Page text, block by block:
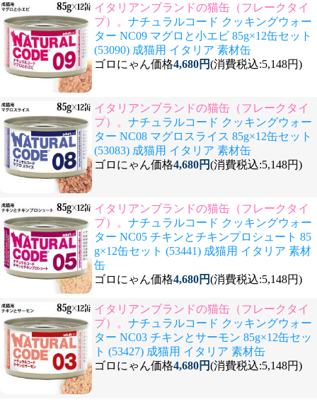
イタリアンブランドの猫缶（フレークタイ
プ）。 ナチュラルコード クッキングウォー
ター NC09 マグロと小エビ 85g×12缶セット
(53090) 成猫用 イタリア 素材缶
ゴロにゃん価格4,680円(消費税込:5,148円)
イタリアンブランドの猫缶（フレークタイ
プ）。 ナチュラルコード クッキングウォー
ター NC08 マグロスライス 85g×12缶セット
(53083) 成猫用 イタリア 素材缶
ゴロにゃん価格4,680円(消費税込:5,148円)
イタリアンブランドの猫缶（フレークタイ
プ）。 ナチュラルコード クッキングウォー
ター NC05 チキンとチキンプロシュート 85
g×12缶セット (53441) 成猫用 イタリア 素材
缶
ゴロにゃん価格4,680円(消費税込:5,148円)
イタリアンブランドの猫缶（フレークタイ
プ）。 ナチュラルコード クッキングウォー
ター NC03 チキンとサーモン 85g×12缶セッ
ト (53427) 成猫用 イタリア 素材缶
ゴロにゃん価格4,680円(消費税込:5,148円)